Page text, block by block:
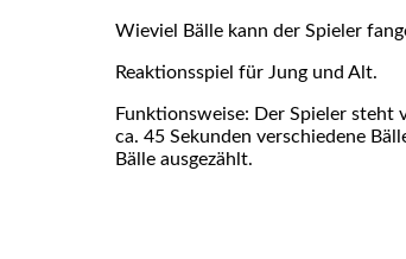
Wieviel Bälle kann der Spieler
Reaktionsspiel für Jung und Alt.
Funktionsweise: Der Spieler steht
ca. 45 Sekunden verschiedene
Bälle ausgezählt.